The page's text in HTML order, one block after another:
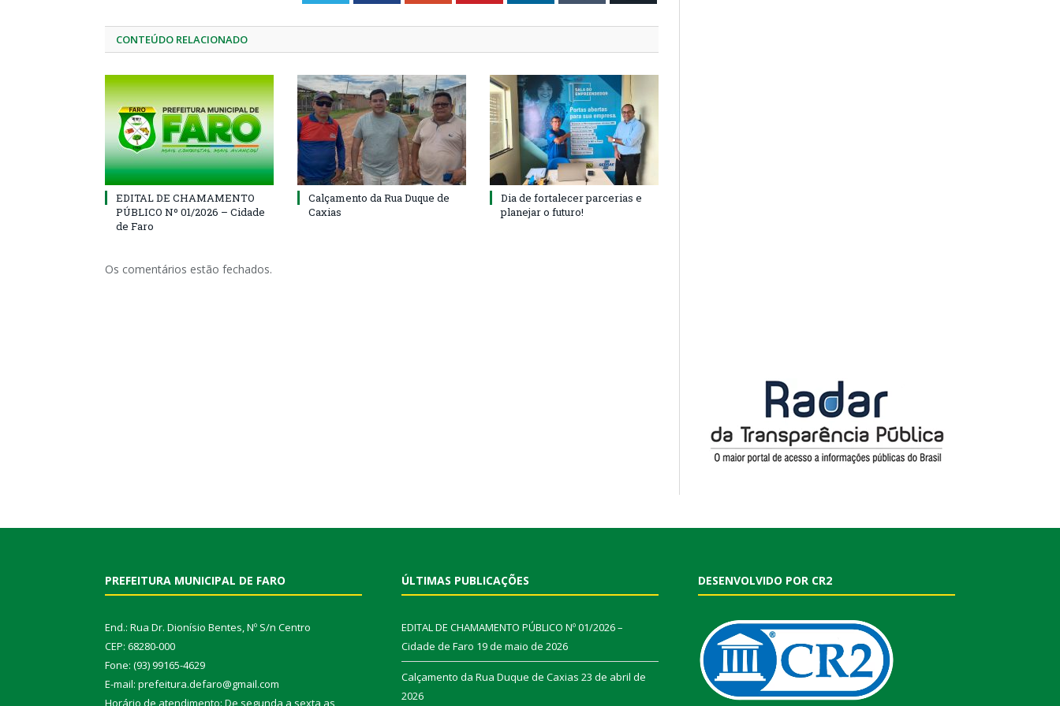
CONTEÚDO RELACIONADO
EDITAL DE CHAMAMENTO
PÚBLICO Nº 01/2026 – Cidade
de Faro
Calçamento da Rua Duque de
Caxias
Dia de fortalecer parcerias e
planejar o futuro!
Os comentários estão fechados.
PREFEITURA MUNICIPAL DE FARO
End.: Rua Dr. Dionísio Bentes, Nº S/n Centro
CEP: 68280-000
Fone: (93) 99165-4629
E-mail: prefeitura.defaro@gmail.com
Horário de atendimento: De segunda a sexta as
ÚLTIMAS PUBLICAÇÕES
EDITAL DE CHAMAMENTO PÚBLICO Nº 01/2026 –
Cidade de Faro 19 de maio de 2026
Calçamento da Rua Duque de Caxias 23 de abril de
2026
DESENVOLVIDO POR CR2